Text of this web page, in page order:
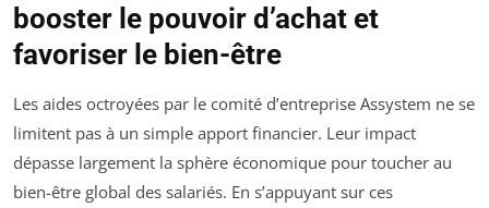
booster le pouvoir d’achat et
favoriser le bien-être
Les aides octroyées par le comité d’entreprise Assystem ne se
limitent pas à un simple apport financier. Leur impact
dépasse largement la sphère économique pour toucher au
bien-être global des salariés. En s’appuyant sur ces